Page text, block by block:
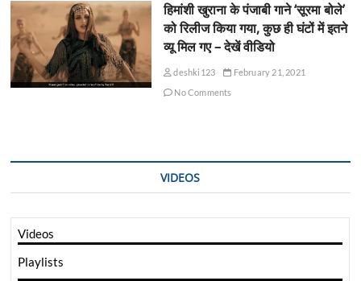
हिमांशी खुराना के पंजाबी गाने ‘सूरमा बोले’
को रिलीज किया गया, कुछ ही घंटों में इतने
व्यू मिल गए – देखें वीडियो
deshki123
February 21, 2021
No Comments
VIDEOS
Videos
Playlists